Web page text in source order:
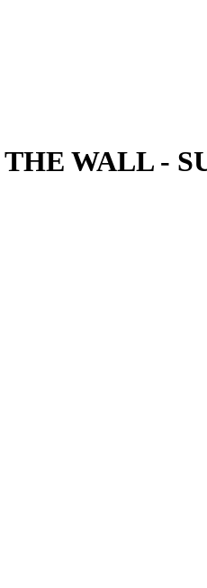
WALL -